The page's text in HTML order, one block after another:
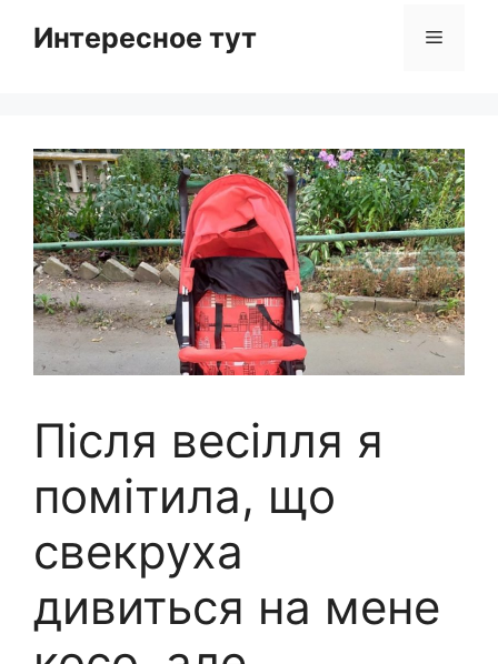
Интересное тут Menu
Після весілля я
помітила, що
свекруха
дивиться на мене